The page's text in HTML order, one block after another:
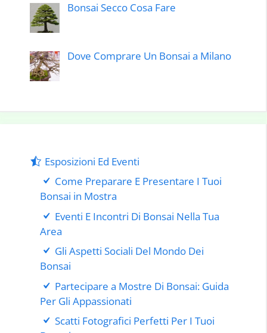
Bonsai Secco Cosa Fare
Dove Comprare Un Bonsai a Milano
Esposizioni Ed Eventi
Come Preparare E Presentare I Tuoi
Bonsai in Mostra
Eventi E Incontri Di Bonsai Nella Tua
Area
Gli Aspetti Sociali Del Mondo Dei
Bonsai
Partecipare a Mostre Di Bonsai: Guida
Per Gli Appassionati
Scatti Fotografici Perfetti Per I Tuoi